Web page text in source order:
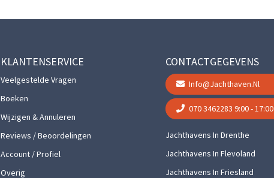
KLANTENSERVICE
Veelgestelde Vragen
Boeken
Wijzigen & Annuleren
Reviews / Beoordelingen
Account / Profiel
Overig
CONTACTGEGEVENS
Info@jachthaven.nl
070 3462283 9:00 - 17:00
Jachthavens In Drenthe
Jachthavens In Flevoland
Jachthavens In Friesland